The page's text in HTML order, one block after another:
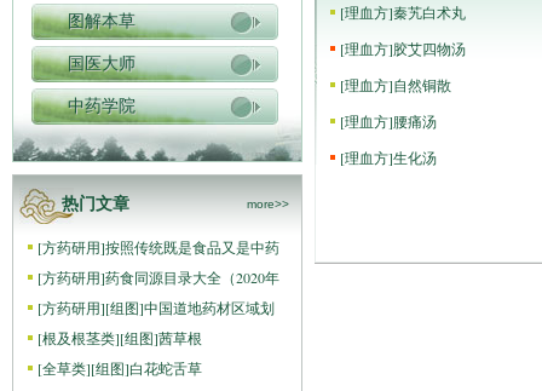
图解本草
国医大师
中药学院
热门文章 more>>
[方药研用]按照传统既是食品又是中药
[方药研用]药食同源目录大全（2020年
[方药研用][组图]中国道地药材区域划
[根及根茎类][组图]茜草根
[全草类][组图]白花蛇舌草
[理血方]秦艽白术丸
[理血方]胶艾四物汤
[理血方]自然铜散
[理血方]腰痛汤
[理血方]生化汤